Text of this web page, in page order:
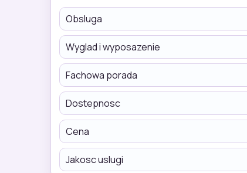
Obsluga
Wyglad i wyposazenie
Fachowa porada
Dostepnosc
Cena
Jakosc uslugi